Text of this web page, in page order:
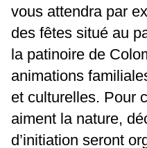
vous attendra par
des fêtes situé au
la patinoire de
animations
et culturelles. Pour
aiment la nature,
d’initiation seront